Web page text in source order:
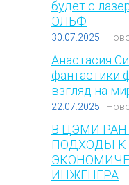
будет с
ЭЛЬФ
30.07.2025
Анастасия
фантастики
взгляд на
22.07.2025
В ЦЭМИ
ПОДХОДЫ
ИНЖЕНЕРА